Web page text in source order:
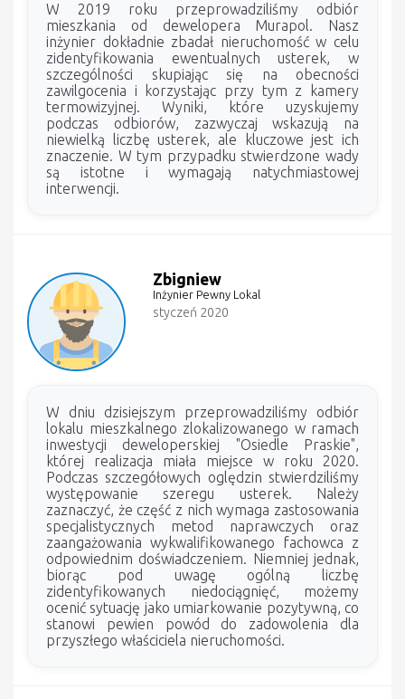
W 2019 roku przeprowadziliśmy odbiór
mieszkania od dewelopera Murapol. Nasz
inżynier dokładnie zbadał nieruchomość w celu
zidentyfikowania ewentualnych usterek, w
szczególności skupiając się na obecności
zawilgocenia i korzystając przy tym z kamery
termowizyjnej. Wyniki, które uzyskujemy
podczas odbiorów, zazwyczaj wskazują na
niewielką liczbę usterek, ale kluczowe jest ich
znaczenie. W tym przypadku stwierdzone wady
są istotne i wymagają natychmiastowej
interwencji.
Zbigniew
Inżynier Pewny Lokal
styczeń 2020
W dniu dzisiejszym przeprowadziliśmy odbiór
lokalu mieszkalnego zlokalizowanego w ramach
inwestycji deweloperskiej "Osiedle Praskie",
której realizacja miała miejsce w roku 2020.
Podczas szczegółowych oględzin stwierdziliśmy
występowanie szeregu usterek. Należy
zaznaczyć, że część z nich wymaga zastosowania
specjalistycznych metod naprawczych oraz
zaangażowania wykwalifikowanego fachowca z
odpowiednim doświadczeniem. Niemniej jednak,
biorąc pod uwagę ogólną liczbę
zidentyfikowanych niedociągnięć, możemy
ocenić sytuację jako umiarkowanie pozytywną, co
stanowi pewien powód do zadowolenia dla
przyszłego właściciela nieruchomości.